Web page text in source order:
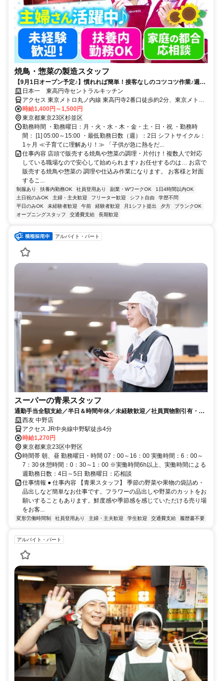
焼鳥・惣菜の製造スタッフ
【9月1日オープン予定♪】慣れれば簡単！接客なしのコツコツ作業♪週2
日～／お子さん都合のお休みも相談OK◎
日本一 東高円寺セントラルキッチン
アクセス 東京メトロ丸ノ内線 東高円寺2番口徒歩約2分、東京メトロ
丸ノ内線 新高円寺エレベータ出入口徒歩約10分、東京メトロ丸ノ内
線 新中野1番口徒歩約14分
時給1,400円～1,500円
東京都東京23区杉並区
勤務時間 ・勤務曜日：月・火・水・木・金・土・日・祝 ・勤務時
間： [1] 05:00～15:00 ・最低勤務日数（週）：2日 シフトサイクル：
1ヶ月 ≪子育てに理解あり！≫ 「子供が急に熱をだ...
仕事内容 店頭で販売する焼鳥や惣菜の調理・片付け！複数人で対応
している職場なので安心して始められます♪ お任せするのは… お店で
販売する焼鳥や惣菜の 調理や仕込み作業になります。 お客様と対面
するこ...
制服あり 扶養内勤務OK 社員登用あり 副業・WワークOK
1日4時間以内OK
土日祝のみOK
主婦・主夫歓迎 フリーター歓迎 シフト自由
学歴不問
平日のみOK
未経験者歓迎 午前 経験者歓迎 月1シフト提出 夕方
ブランクOK
オープニングスタッフ
交通費支給 長期歓迎
アルバイト・パート
スーパーの青果スタッフ
通勤手当全額支給／半日＆時間年休／未経験歓迎／社員買物割引有・仕
事終わりにお得にお買物☆
西友 中野店
アクセス JR中央線中野駅徒歩4分
時給1,270円
東京都東京23区中野区
時間帯 朝、昼 勤務曜日・時間 07：00～16：00 実働時間：6：00～
7：30 休憩時間：0：30～1：00 ※実働時間6h以上、実働時間による
週勤務日数：4日～5日 勤務曜日：応相談
仕事情報 ● 仕事内容 【青果スタッフ】 季節の野菜や果物の袋詰め・
品出しなど簡単なお仕事です。フラワーの品出しや野菜のカットをお
願いすることもあります。鮮度感や季節感を感じていただける売り場
をお客...
変形労働時間制 社員登用あり 主婦・主夫歓迎 学生歓迎 交通費支給 履歴書不要
アルバイト・パート